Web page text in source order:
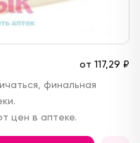
от 117, 29 ₽
финальная
цен в аптеке.